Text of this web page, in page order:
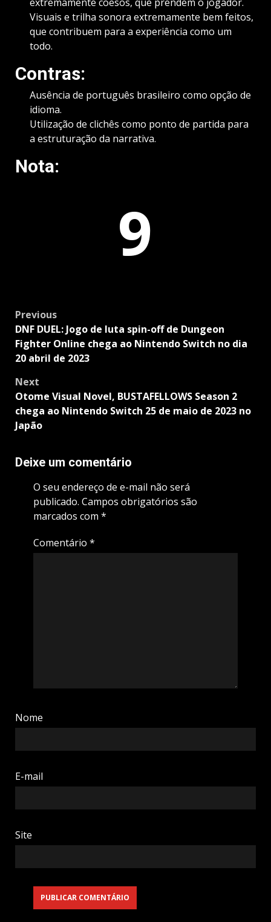
Visuais e trilha sonora extremamente bem feitos,
que contribuem para a experiência como um
todo.
Contras:
Ausência de português brasileiro como opção de
idioma.
Utilização de clichês como ponto de partida para
a estruturação da narrativa.
Nota:
9
Post
navigation
Previous
DNF DUEL: Jogo de luta spin-off de Dungeon
Fighter Online chega ao Nintendo Switch no dia
20 abril de 2023
Next
Otome Visual Novel, BUSTAFELLOWS Season 2
chega ao Nintendo Switch 25 de maio de 2023 no
Japão
Deixe um comentário
O seu endereço de e-mail não será
publicado. Campos obrigatórios são
marcados com *
Comentário *
Nome
E-mail
Site